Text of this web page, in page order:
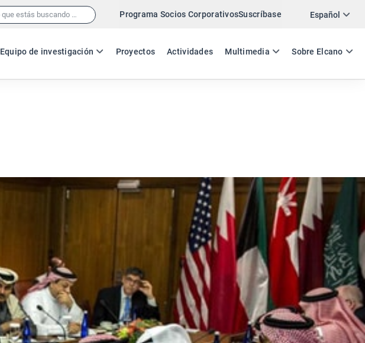
Programa Socios CorporativosSuscríbase Español
ES EN
Equipo de investigación Proyectos Actividades Multimedia Sobre Elcano
Twitter